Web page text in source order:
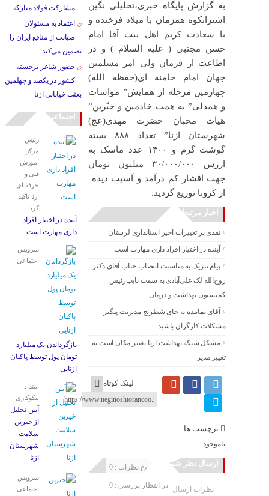
به گزارش پایگاه خبری،تحلیلی نگین
اشترانکوه همزمان با میلاد فرخنده و
با سعادت کریم اهل بیت آقا امام
حسن مجتبی ( علیه السلام ) و در
اطاعت از فرمان ولی امر مسلمین
جهان امام خامنه ای(حفظه الله)
چهارمین مرحله از همایش” مواسات
و همدلی” به همت خادمین و خیّرین”
هیات محبان حضرت مهدی(عج)
شهرستان ازنا” تعداد ۸۸۸ بسته
گوشت گرم و ۱۴۰۰ عدد ماسک به
ارزش ۳۰/۰۰۰/۰۰۰ میلیون تومان
جهت اقشار کم درآمد و آسیب دیده
از کرونا توزیع گردید.
اخبار مرتبط
نقدی بر تغییرات اخیر استانداری لرستان
آینده در اختیار افراد داری مهارت است
پیام تبریک به مناسبت انتصاب جناب آقای دکتر
روح‌الله لک علی‌آبادی به سمت نایب‌رئیس
کمیسیون بهداشت و درمان
آقای نماینده به جای شطرنج مدیریت پیگیر
مشکلات کارگران باشید
مشکل شبکه بهداشت ازنا تغییر مکان است نه
تغییر مدیر
لینک کوتاه
برچسب ها :
ناموجود
ارسال نظر شما مجموع نظرات : 0
در انتظار بررسی : 0
نظرات ارسال
مشارکت فولاد مبارکه
اعتماد به مسئولان
صیانت از منافع ایران را
تضمین می‌کند
حضور شاعر برجسته
کشور در یکصد و چهلمین
بعثت خیابانی ازنا
اجتماعی
رئیس
مرکز
آموزش
فنی و
حرفه ای
ازنا تاکید
کرد:
آینده در اختیار افراد
داری مهارت است
سرویس
اجتماعی:
بازگرداندن یک میلیارد
تومان پول توسط پاکبان
ازنایی
امتداد
نیکوکاری
آیین تجلیل
از خیرین
سلامت
شهرستان
ازنا
سرویس
اجتماعی: